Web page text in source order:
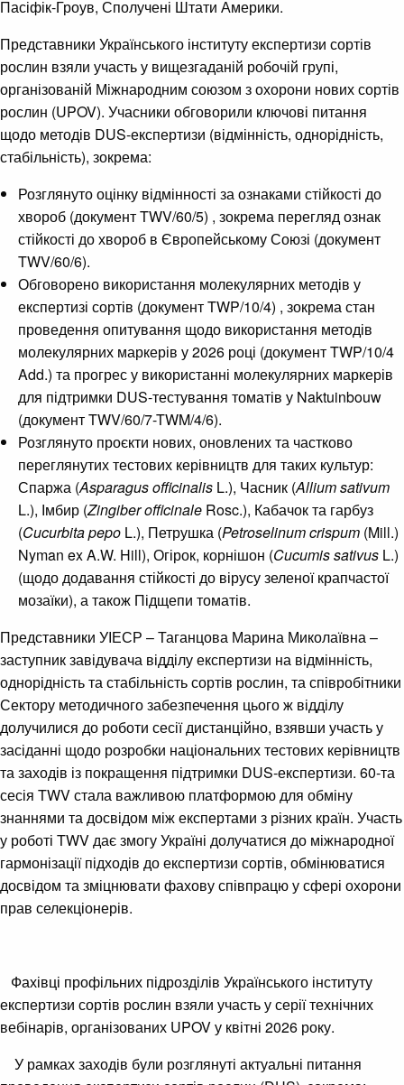
Пасіфік-Гроув, Сполучені Штати Америки.
Представники Українського інституту експертизи сортів
рослин взяли участь у вищезгаданій робочій групі,
організованій Міжнародним союзом з охорони нових сортів
рослин (UPOV). Учасники обговорили ключові питання
щодо методів DUS-експертизи (відмінність, однорідність,
стабільність), зокрема:
Розглянуто оцінку відмінності за ознаками стійкості до
хвороб (документ TWV/60/5) , зокрема перегляд ознак
стійкості до хвороб в Європейському Союзі (документ
TWV/60/6).
Обговорено використання молекулярних методів у
експертизі сортів (документ TWP/10/4) , зокрема стан
проведення опитування щодо використання методів
молекулярних маркерів у 2026 році (документ TWP/10/4
Add.) та прогрес у використанні молекулярних маркерів
для підтримки DUS-тестування томатів у Naktuinbouw
(документ TWV/60/7-TWM/4/6).
Розглянуто проєкти нових, оновлених та частково
переглянутих тестових керівництв для таких культур:
Спаржа (Asparagusofficinalis L.), Часник (Alliumsativum
L.), Імбир (Zingiberofficinale Rosc.), Кабачок та гарбуз
(Cucurbitapepo L.), Петрушка (Petroselinumcrispum (Mill.)
Nyman ex A.W. Hill), Огірок, корнішон (Cucumissativus L.)
(щодо додавання стійкості до вірусу зеленої крапчастої
мозаїки), а також Підщепи томатів.
Представники УІЕСР – Таганцова Марина Миколаївна –
заступник завідувача відділу експертизи на відмінність,
однорідність та стабільність сортів рослин, та співробітники
Сектору методичного забезпечення цього ж відділу
долучилися до роботи сесії дистанційно, взявши участь у
засіданні щодо розробки національних тестових керівництв
та заходів із покращення підтримки DUS-експертизи. 60-та
сесія TWV стала важливою платформою для обміну
знаннями та досвідом між експертами з різних країн. Участь
у роботі TWV дає змогу Україні долучатися до міжнародної
гармонізації підходів до експертизи сортів, обмінюватися
досвідом та зміцнювати фахову співпрацю у сфері охорони
прав селекціонерів.
Фахівці профільних підрозділів Українського інституту
експертизи сортів рослин взяли участь у серії технічних
вебінарів, організованих UPOV у квітні 2026 року.
У рамках заходів були розглянуті актуальні питання